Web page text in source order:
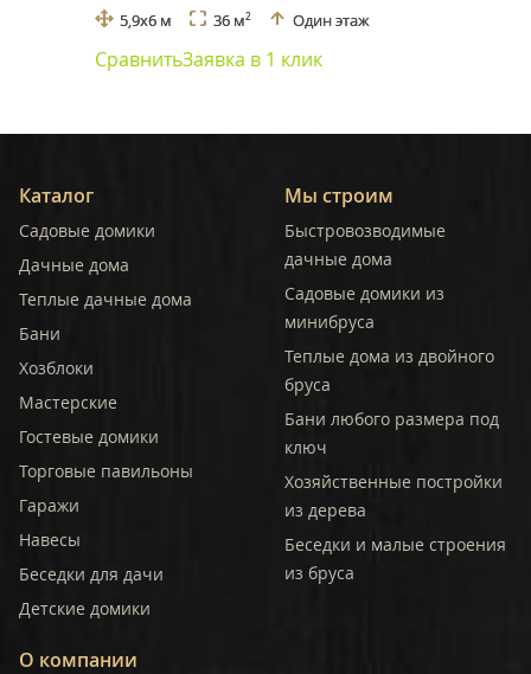
5,9x6 м 36 м2 Один этаж
СравнитьЗаявка в 1 клик
Каталог
Садовые домики
Дачные дома
Теплые дачные дома
Бани
Хозблоки
Мастерские
Гостевые домики
Торговые павильоны
Гаражи
Навесы
Беседки для дачи
Детские домики
Мы строим
Быстровозводимые
дачные дома
Садовые домики из
минибруса
Теплые дома из двойного
бруса
Бани любого размера под
ключ
Хозяйственные постройки
из дерева
Беседки и малые строения
из бруса
О компании